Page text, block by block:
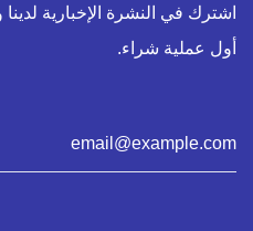
أول عملية شراء.